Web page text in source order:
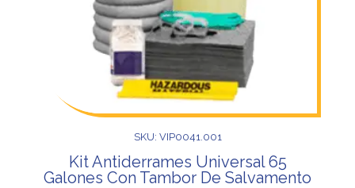
SKU: VIP0041.001
Kit Antiderrames Universal 65
Galones Con Tambor De Salvamento